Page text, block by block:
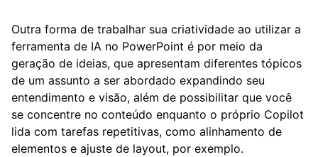
Outra forma de trabalhar sua criatividade ao utilizar a
ferramenta de IA no PowerPoint é por meio da
geração de ideias, que apresentam diferentes tópicos
de um assunto a ser abordado expandindo seu
entendimento e visão, além de possibilitar que você
se concentre no conteúdo enquanto o próprio Copilot
lida com tarefas repetitivas, como alinhamento de
elementos e ajuste de layout, por exemplo.